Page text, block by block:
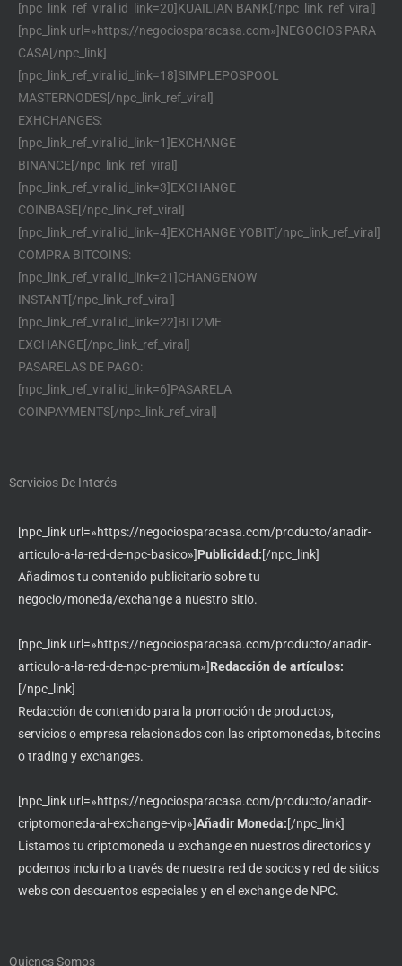
[npc_link_ref_viral id_link=20]KUAILIAN BANK[/npc_link_ref_viral]
[npc_link url=»https://negociosparacasa.com»]NEGOCIOS PARA
CASA[/npc_link]
[npc_link_ref_viral id_link=18]SIMPLEPOSPOOL
MASTERNODES[/npc_link_ref_viral]
EXHCHANGES:
[npc_link_ref_viral id_link=1]EXCHANGE
BINANCE[/npc_link_ref_viral]
[npc_link_ref_viral id_link=3]EXCHANGE
COINBASE[/npc_link_ref_viral]
[npc_link_ref_viral id_link=4]EXCHANGE YOBIT[/npc_link_ref_viral]
COMPRA BITCOINS:
[npc_link_ref_viral id_link=21]CHANGENOW
INSTANT[/npc_link_ref_viral]
[npc_link_ref_viral id_link=22]BIT2ME
EXCHANGE[/npc_link_ref_viral]
PASARELAS DE PAGO:
[npc_link_ref_viral id_link=6]PASARELA
COINPAYMENTS[/npc_link_ref_viral]
Servicios De Interés
[npc_link url=»https://negociosparacasa.com/producto/anadir-
articulo-a-la-red-de-npc-basico»]Publicidad:[/npc_link]
Añadimos tu contenido publicitario sobre tu
negocio/moneda/exchange a nuestro sitio.
[npc_link url=»https://negociosparacasa.com/producto/anadir-
articulo-a-la-red-de-npc-premium»]Redacción de artículos:
[/npc_link]
Redacción de contenido para la promoción de productos,
servicios o empresa relacionados con las criptomonedas, bitcoins
o trading y exchanges.
[npc_link url=»https://negociosparacasa.com/producto/anadir-
criptomoneda-al-exchange-vip»]Añadir Moneda:[/npc_link]
Listamos tu criptomoneda u exchange en nuestros directorios y
podemos incluirlo a través de nuestra red de socios y red de sitios
webs con descuentos especiales y en el exchange de NPC.
Quienes Somos